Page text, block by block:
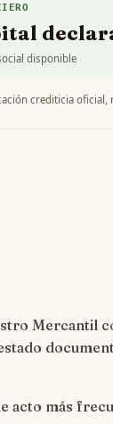
disponible
crediticia
Mercantil
acto más